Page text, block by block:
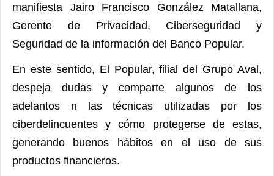
manifiesta Jairo Francisco González Matallana,
Gerente de Privacidad, Ciberseguridad y
Seguridad de la información del Banco Popular.
En este sentido, El Popular, filial del Grupo Aval,
despeja dudas y comparte algunos de los
adelantos n las técnicas utilizadas por los
ciberdelincuentes y cómo protegerse de estas,
generando buenos hábitos en el uso de sus
productos financieros.